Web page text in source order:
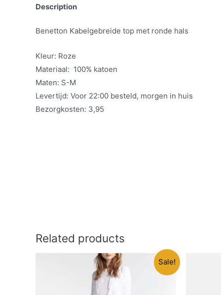
Description
Benetton Kabelgebreide top met ronde hals
Kleur: Roze
Materiaal: 100% katoen
Maten: S-M
Levertijd: Voor 22:00 besteld, morgen in huis
Bezorgkosten: 3,95
Related products
Sale!